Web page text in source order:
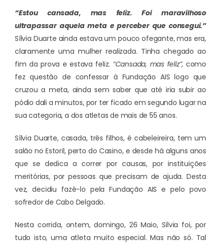
“Estou cansada, mas feliz. Foi maravilhoso
ultrapassar aquela meta e perceber que consegui.”
Sílvia Duarte ainda estava um pouco ofegante, mas era,
claramente uma mulher realizada. Tinha chegado ao
fim da prova e estava feliz. “Cansada, mas feliz”, como
fez questão de confessar à Fundação AIS logo que
cruzou a meta, ainda sem saber que até iria subir ao
pódio dali a minutos, por ter ficado em segundo lugar na
sua categoria, a dos atletas de mais de 55 anos.
Sílvia Duarte, casada, três filhos, é cabeleireira, tem um
salão no Estoril, perto do Casino, e desde há alguns anos
que se dedica a correr por causas, por instituições
meritórias, por pessoas que precisam de ajuda. Desta
vez, decidiu fazê-lo pela Fundação AIS e pelo povo
sofredor de Cabo Delgado.
Nesta corrida, ontem, domingo, 26 Maio, Sílvia foi, por
tudo isto, uma atleta muito especial. Mas não só. Tal